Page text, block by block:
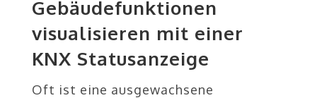
Gebäudefunktionen
visualisieren mit einer
KNX Statusanzeige
Oft ist eine ausgewachsene